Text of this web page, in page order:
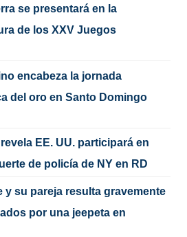
se presentará en la
de los XXV Juegos
encabeza la jornada
del oro en Santo Domingo
EE. UU. participará en
de policía de NY en RD
y su pareja resulta gravemente
por una jeepeta en